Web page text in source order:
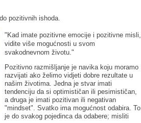
pozitivnih ishoda.
"Kad imate pozitivne emocije i pozitivne misli,
vidite više mogućnosti u svom
svakodnevnom životu."
Pozitivno razmišljanje je navika koju moramo
razvijati ako želimo vidjeti dobre rezultate u
našim životima. Jedna je stvar imati
tendenciju da si optimističan ili pesimističan,
a druga je imati pozitivan ili negativan
"mindset". Svatko ima mogućnost odabira. To
je do svakog pojedinca da odabere; misliti